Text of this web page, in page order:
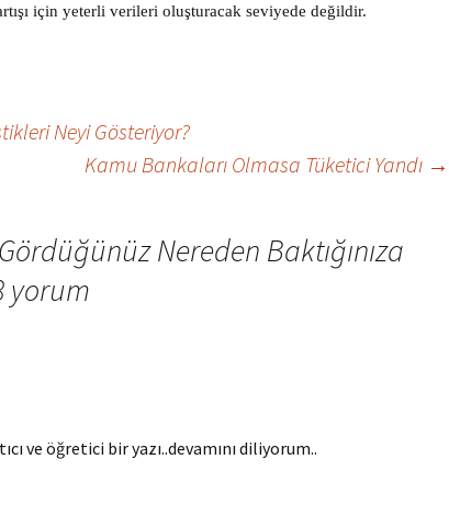
için yeterli verileri oluşturacak seviyede değildir.
Neyi Gösteriyor?
Kamu Bankaları Olmasa Tüketici Yandı →
Nereden Baktığınıza
yorum
ve öğretici bir yazı..devamını diliyorum..